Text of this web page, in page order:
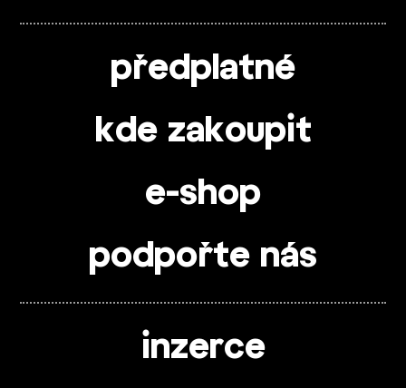
předplatné
kde zakoupit
e-shop
podpořte nás
inzerce